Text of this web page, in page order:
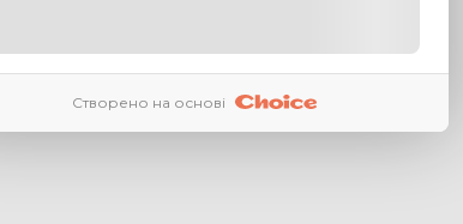
Створено на основі